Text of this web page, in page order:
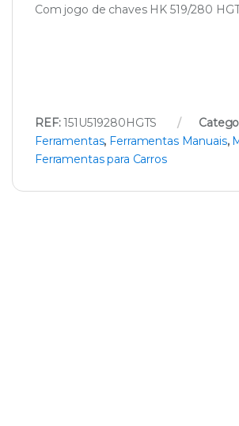
Com jogo de chaves HK 519/280
REF:151U519280HGTS
Ferramentas, Ferramentas Manuais,
Ferramentas para Carros